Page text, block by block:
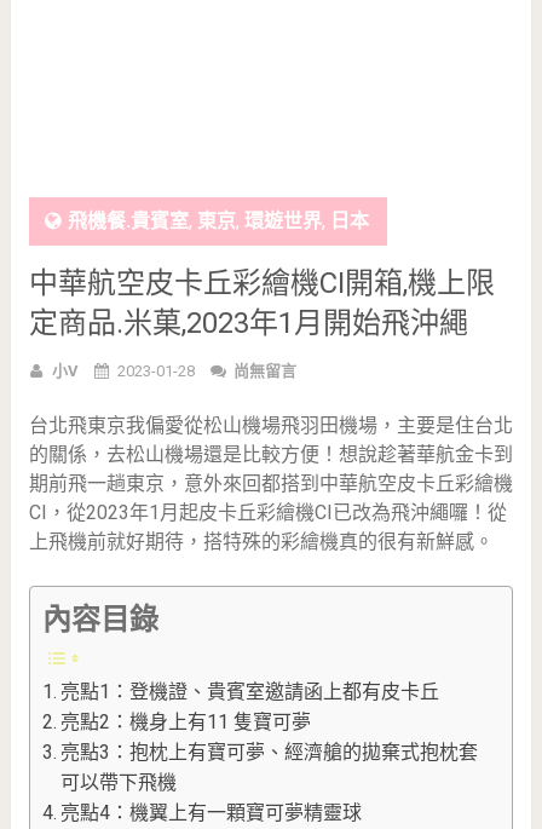
飛機餐.貴賓室, 東京, 環遊世界, 日本
中華航空皮卡丘彩繪機CI開箱,機上限
定商品.米菓,2023年1月開始飛沖繩
小V 2023-01-28 尚無留言
台北飛東京我偏愛從松山機場飛羽田機場，主要是住台北
的關係，去松山機場還是比較方便！想說趁著華航金卡到
期前飛一趟東京，意外來回都搭到中華航空皮卡丘彩繪機
CI，從2023年1月起皮卡丘彩繪機CI已改為飛沖繩囉！從
上飛機前就好期待，搭特殊的彩繪機真的很有新鮮感。
內容目錄
亮點1：登機證、貴賓室邀請函上都有皮卡丘
亮點2：機身上有11 隻寶可夢
亮點3：抱枕上有寶可夢、經濟艙的拋棄式抱枕套
可以帶下飛機
亮點4：機翼上有一顆寶可夢精靈球